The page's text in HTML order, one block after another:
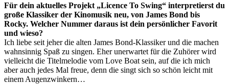
Für dein aktuelles Projekt „Licence To Swing“ interpretierst du
große Klassiker der Kinomusik neu, von James Bond bis
Rocky. Welcher Nummer daraus ist dein persönlicher Favorit
und wieso?
Ich liebe seit jeher die alten James Bond-Klassiker und die machen
wahnsinnig Spaß zu singen. Eher unerwartet für die Zuhörer wird
vielleicht die Titelmelodie vom Love Boat sein, auf die ich mich
aber auch jedes Mal freue, denn die singt sich so schön leicht mit
einem Augenzwinkern…